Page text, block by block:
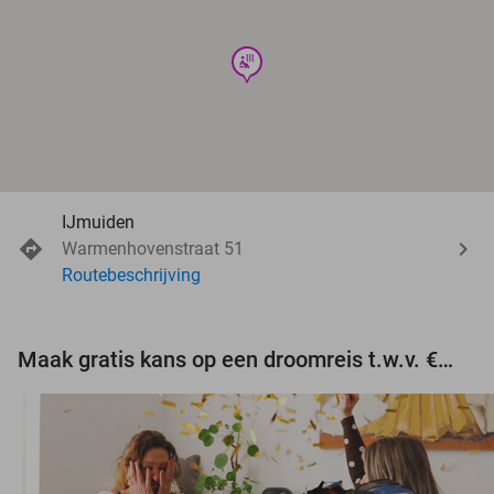
wellness
IJmuiden
Warmenhovenstraat 51
Routebeschrijving
Maak gratis kans op een droomreis t.w.v. €3.000!